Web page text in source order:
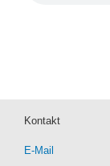
Kontakt
E-Mail